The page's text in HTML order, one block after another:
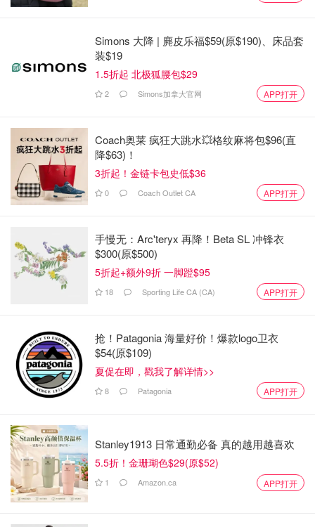
于是他辞掉工作，把她接回家，花光了积蓄，亲手照料了她
三年半，Carol最终在他怀里安详离世。
但现实很残酷，Carol的病毁掉了他们的储蓄，也改变了
Carol的神经科就诊虽由医保覆盖，但日复一日的居家照护
却完全自费。三年半照顾费用约8万美元。
“我已经付清了所有费用，所以我才身无分文。”
回到60年前打过工的超市。
80岁高龄的他，每周工作四天，站立数小时。
他从2020年12月开始从事这项工作，大约在他的妻子因两
最近，他甚至因为长期站立导致双脚感染，需要做手术，
他还是每天坚持上班。
Simons 大降 | 麂皮乐福$59(原$190)、床品套
装$19
1.5折起 北极狐腰包$29
2 Simons加拿大官网 APP打开
Coach奥莱 疯狂大跳水💥格纹麻将包$96(直
降$63)！
3折起！金链卡包史低$36
0 Coach Outlet CA APP打开
手慢无：Arc'teryx 再降！Beta SL 冲锋衣
$300(原$500)
5折起+额外9折 一脚蹬$95
18 Sporting Life CA (CA) APP打开
抢！Patagonia 海量好价！爆款logo卫衣
$54(原$109)
夏促在即，戳我了解详情>>
8 Patagonia APP打开
Stanley1913 日常通勤必备 真的越用越喜欢
5.5折！金珊瑚色$29(原$52)
1 Amazon.ca APP打开